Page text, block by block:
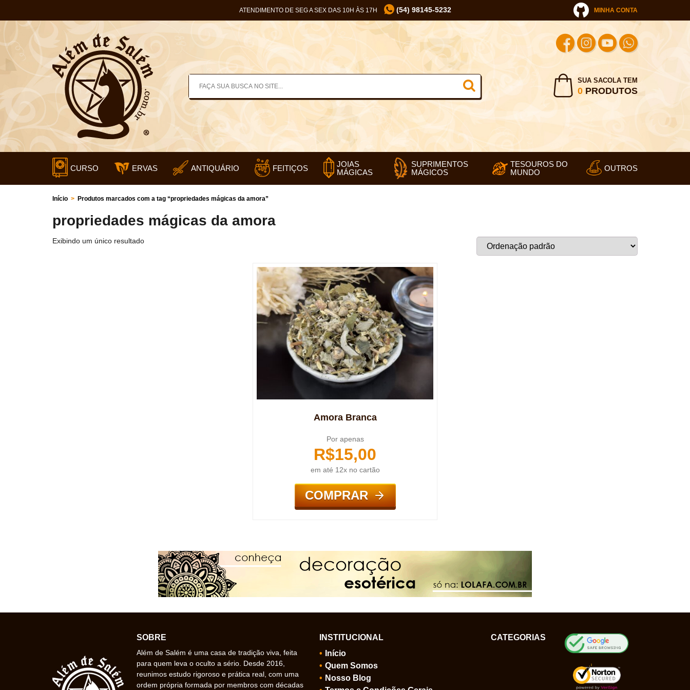
ATENDIMENTO DE SEG A SEX DAS 10H ÀS 17H (54) 98145-5232 MINHA CONTA
SUA SACOLA TEM
0PRODUTOS
CURSO ERVAS ANTIQUÁRIO FEITIÇOS
JOIAS
MÁGICAS
SUPRIMENTOS
MÁGICOS
TESOUROS DO
MUNDO
OUTROS
Início > Produtos marcados com a tag “propriedades mágicas da amora”
propriedades mágicas da amora
Exibindo um único resultado
Amora Branca
Por apenas
R$15,00
em até 12x no cartão
COMPRAR
SOBRE
Além de Salém é uma casa de tradição viva, feita
para quem leva o oculto a sério. Desde 2016,
reunimos estudo rigoroso e prática real, com uma
ordem própria formada por membros com décadas
INSTITUCIONAL
Início
Quem Somos
Nosso Blog
CATEGORIAS